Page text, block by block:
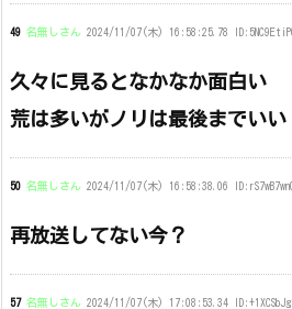
49 名無しさん 2024/11/07(木) 16:58:25.78
久々に見るとなかなか面白い
荒は多いがノリは最後までいい
50 名無しさん 2024/11/07(木) 16:58:38.06
再放送してない今？
57 名無しさん 2024/11/07(木) 17:08:53.34